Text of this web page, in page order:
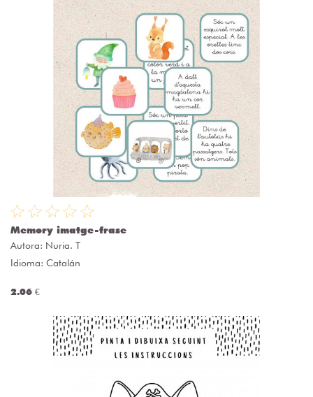
Memory imatge-frase
Autora: Nuria. T
Idioma: Catalán
2.06 €